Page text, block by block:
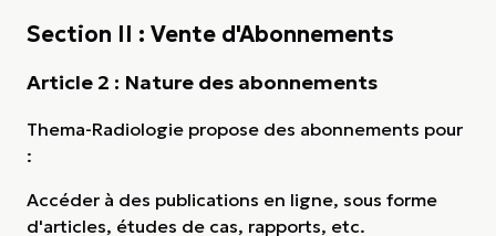
Section II : Vente d'Abonnements
Article 2 : Nature des abonnements
Thema-Radiologie propose des abonnements pour
:
Accéder à des publications en ligne, sous forme
d'articles, études de cas, rapports, etc.